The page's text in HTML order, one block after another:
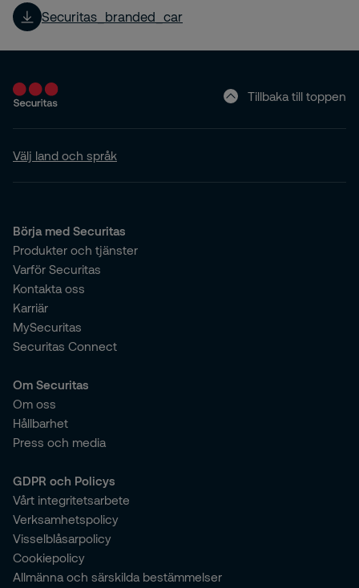
Securitas_branded_car
Tillbaka till toppen
Välj land och språk
Börja med Securitas
Produkter och tjänster
Varför Securitas
Kontakta oss
Karriär
MySecuritas
Securitas Connect
Om Securitas
Om oss
Hållbarhet
Press och media
GDPR och Policys
Vårt integritetsarbete
Verksamhetspolicy
Visselblåsarpolicy
Cookiepolicy
Allmänna och särskilda bestämmelser